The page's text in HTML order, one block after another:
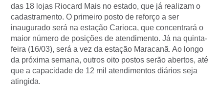
das 18 lojas Riocard Mais no estado, que já realizam o
cadastramento. O primeiro posto de reforço a ser
inaugurado será na estação Carioca, que concentrará o
maior número de posições de atendimento. Já na quinta-
feira (16/03), será a vez da estação Maracanã. Ao longo
da próxima semana, outros oito postos serão abertos, até
que a capacidade de 12 mil atendimentos diários seja
atingida.